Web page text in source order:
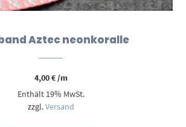
Aztec neonkoralle
4,00€/m
Enthält 19% MwSt.
zzgl.Versand